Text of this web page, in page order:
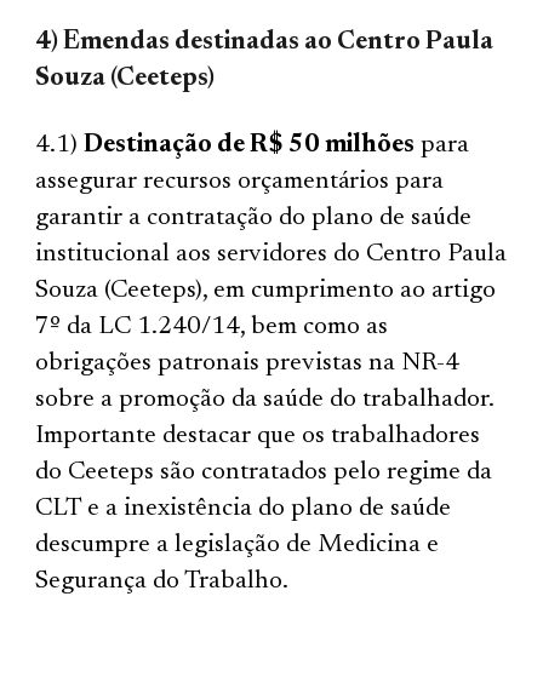
4) Emendas destinadas ao Centro Paula
Souza (Ceeteps)
4.1)Destinação de R$ 50 milhões para
assegurar recursos orçamentários para
garantir a contratação do plano de saúde
institucional aos servidores do Centro Paula
Souza (Ceeteps), em cumprimento ao artigo
7º da LC 1.240/14, bem como as
obrigações patronais previstas na NR-4
sobre a promoção da saúde do trabalhador.
Importante destacar que os trabalhadores
do Ceeteps são contratados pelo regime da
CLT e a inexistência do plano de saúde
descumpre a legislação de Medicina e
Segurança do Trabalho.